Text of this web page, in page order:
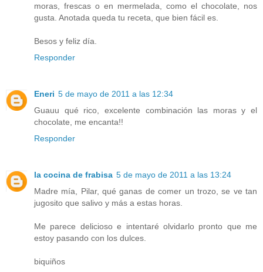
moras, frescas o en mermelada, como el chocolate, nos
gusta. Anotada queda tu receta, que bien fácil es.
Besos y feliz día.
Responder
Eneri 5 de mayo de 2011 a las 12:34
Guauu qué rico, excelente combinación las moras y el
chocolate, me encanta!!
Responder
la cocina de frabisa 5 de mayo de 2011 a las 13:24
Madre mía, Pilar, qué ganas de comer un trozo, se ve tan
jugosito que salivo y más a estas horas.
Me parece delicioso e intentaré olvidarlo pronto que me
estoy pasando con los dulces.
biquiños